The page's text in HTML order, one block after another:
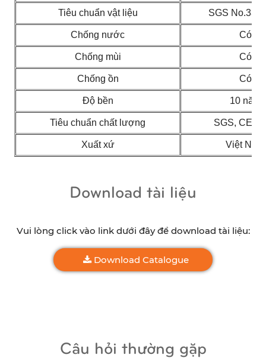
Tiêu chuẩn vật liệu SGS
Chống nước Có
Chống mùi Có
Chống ồn Có
Độ bền 10 năm
Tiêu chuẩn chất lượng SGS, CE,
Xuất xứ Việt Nam
Download tài liệu
Vui lòng click vào link dưới đây để download tài liệu:
Download Catalogue
Câu hỏi thường gặp